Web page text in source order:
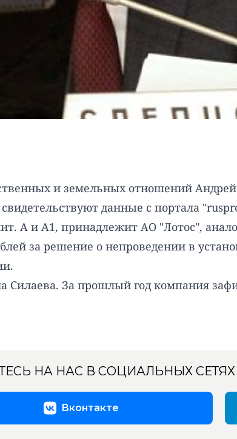
и земельных отношений
данные с портала "
А и А1, принадлежит АО "Лотос",
за решение о непроведении в
Силаева. За прошлый год компания
НА НАС В СОЦИАЛЬНЫХ СЕТЯХ
Вконтакте